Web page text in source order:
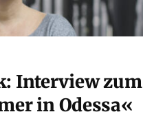
Interview zum
in Odessa«